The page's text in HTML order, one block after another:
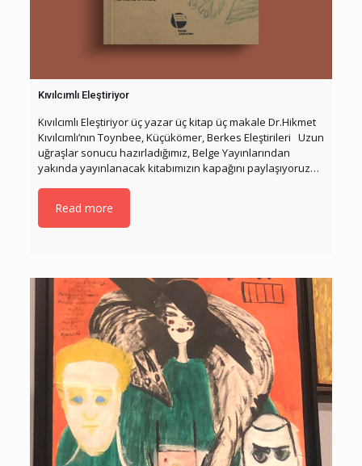
Kıvılcımlı Eleştiriyor
Kıvılcımlı Eleştiriyor üç yazar üç kitap üç makale Dr.Hikmet
Kıvılcımlı’nın Toynbee, Küçükömer, Berkes Eleştirileri Uzun
uğraşlar sonucu hazırladığımız, Belge Yayınlarından
yakında yayınlanacak kitabımızın kapağını paylaşıyoruz…
Read more